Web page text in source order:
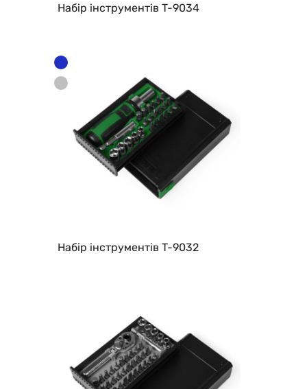
Набір інструментів T-9034
Набір інструментів T-9032